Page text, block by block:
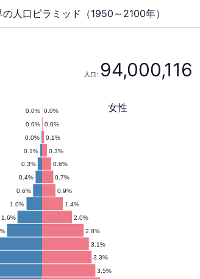
の人口ピラミッド（1950～2100年）
人口: 94,000,116
3.5%
3.3%
3.1%
2.8%
2.0%
1.6%
1.4%
1.0%
0.9%
0.6%
0.7%
0.4%
0.6%
0.3%
0.3%
0.1%
0.1%
0.0%
0.0%
0.0%
0.0%
0.0% 女性